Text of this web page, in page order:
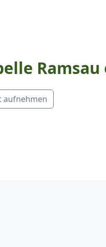
Ramsau
aufnehmen